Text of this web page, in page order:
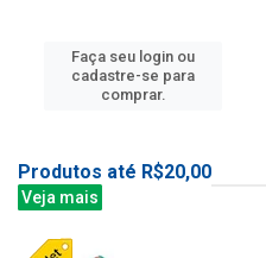
Faça seu login ou
cadastre-se para
comprar.
Produtos até R$20,00
Veja mais